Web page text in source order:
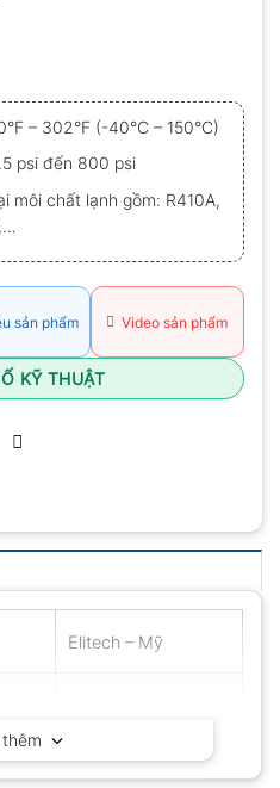
– 302°F (-40°C – 150°C)
psi đến 800 psi
môi chất lạnh gồm: R410A,
sản phẩm Video sản phẩm
KỸ THUẬT
Elitech – Mỹ